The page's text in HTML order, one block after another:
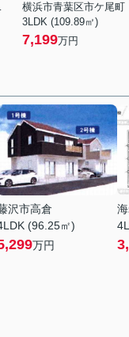
目
横浜市青葉区市ケ尾町
3LDK (109.89㎡)
7,199万円
沢市高倉
(96.25㎡)
万円